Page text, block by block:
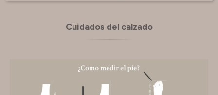
Cuidados del calzado